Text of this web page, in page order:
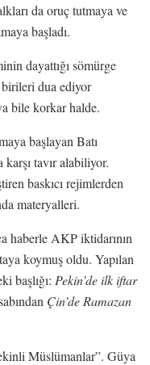
da oruç tutmaya ve
başladı.
dayattığı sömürge
dua ediyor
bile korkar halde.
başlayan Batı
karşı tavır alabiliyor.
baskıcı rejimlerden
materyalleri.
haberle AKP iktidarının
koymuş oldu. Yapılan
başlığı: Pekin’de ilk iftar
Çin’de Ramazan
Müslümanlar”. Güya